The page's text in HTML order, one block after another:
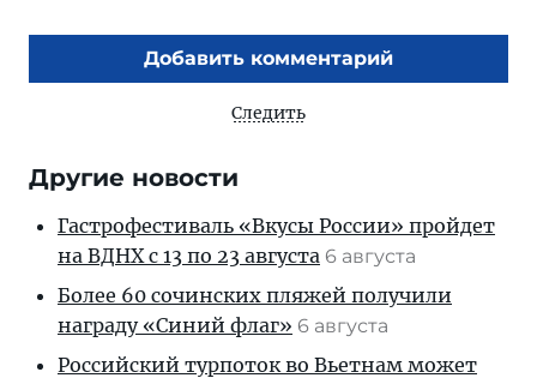
Добавить комментарий
Следить
Другие новости
Гастрофестиваль «Вкусы России» пройдет
на ВДНХ с 13 по 23 августа 6 августа
Более 60 сочинских пляжей получили
награду «Синий флаг» 6 августа
Российский турпоток во Вьетнам может